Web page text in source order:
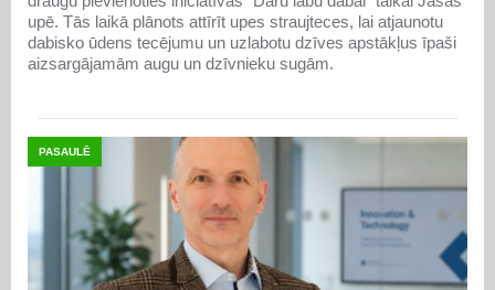
upē. Tās laikā plānots attīrīt upes straujteces, lai atjaunotu
dabisko ūdens tecējumu un uzlabotu dzīves apstākļus īpaši
aizsargājamām augu un dzīvnieku sugām.
PASAULĒ